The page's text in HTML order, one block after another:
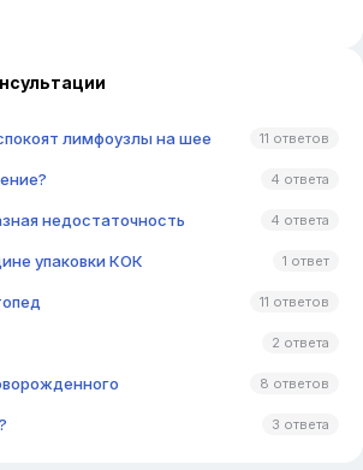
лимфоузлы на шее 11 ответов
4 ответа
недостаточность 4 ответа
упаковки КОК 1 ответ
11 ответов
2 ответа
8 ответов
3 ответа